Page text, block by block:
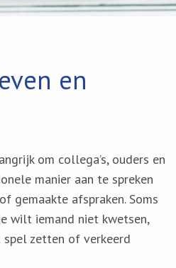
en
om collega’s, ouders en
manier aan te spreken
gemaakte afspraken. Soms
wilt iemand niet kwetsen,
spel zetten of verkeerd